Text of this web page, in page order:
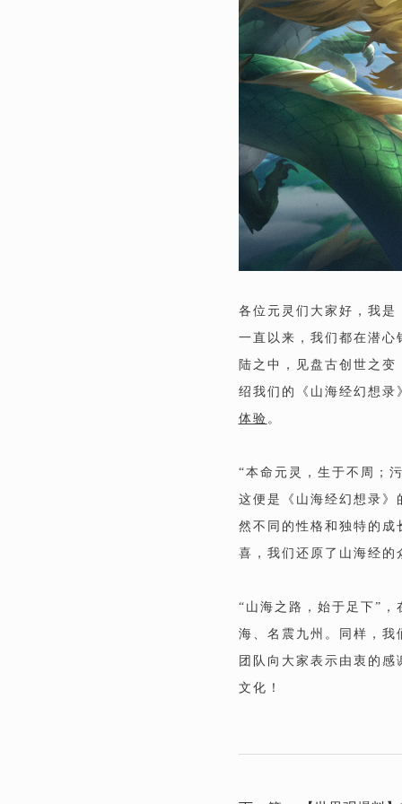
各位元灵们大家好，我
一直以来，我们都在潜
陆之中，见盘古创世之
绍我们的《山海经幻想
体验 。
“本命元灵，生于不周；
这便是《山海经幻想录
然不同的性格和独特的
喜，我们还原了山海经
“山海之路，始于足下”
海、名震九州。同样，
团队向大家表示由衷的
文化！